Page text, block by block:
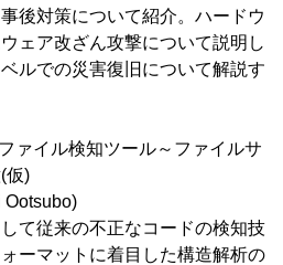
後対策について紹介。ハードウ
ェア改ざん攻撃について説明し
ルでの災害復旧について解説す
ァイル検知ツール～ファイルサ
仮)
て従来の不正なコードの検知技
ーマットに着目した構造解析の